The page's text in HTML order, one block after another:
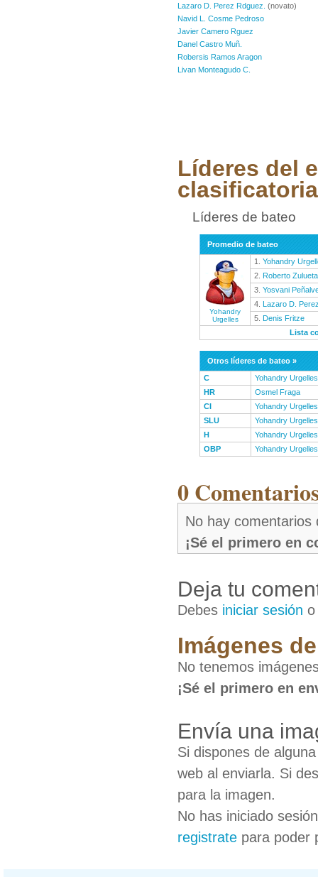
Lazaro D. Perez Rdguez. (novato)
Navid L. Cosme Pedroso
Javier Camero Rguez
Danel Castro Muñ.
Robersis Ramos Aragon
Livan Monteagudo C.
Líderes del
clasificatoria
Líderes de bateo
Promedio de bateo
Yohandry
Urgelles
1. Yohandry
2. Roberto Zulueta
3. Yosvani
4. Lazaro D.
5. Denis Fritze
Lista
Otros líderes de bateo »
C
Yohandry Urgelles
HR
Osmel Fraga
CI
Yohandry Urgelles
SLU
Yohandry Urgelles
H
Yohandry Urgelles
OBP
Yohandry Urgelles
0
No hay comentarios
¡Sé el primero en
Deja tu
Debes iniciar sesión
Imágenes
No tenemos
¡Sé el primero en
Envía una
Si dispones de
web al enviarla. Si
para la imagen.
No has iniciado
registrate para poder